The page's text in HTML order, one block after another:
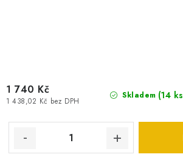
Skladem (14 ks
1 438,02 Kč bez DPH
1 740 Kč